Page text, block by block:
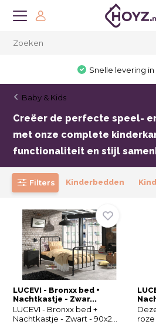
30 dagen
Baby & Kids
Creëer de perfecte speel-
met onze complete
functionaliteit en stijl
Filters Kinderbedden
LUCEVI - Bronxx bed +
Nachtkastje - Zwar...
LUCEVI - Bronxx bed +
Nachtkastje - Zwart - 90x2...
roze